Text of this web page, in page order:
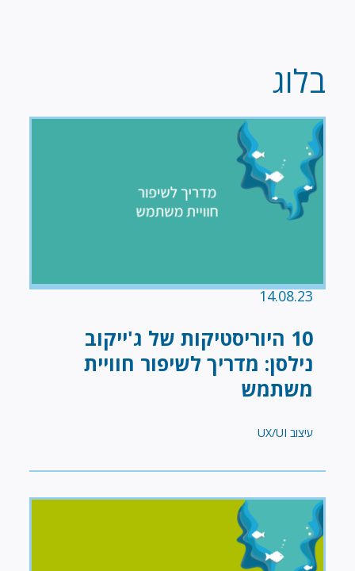
בלוג
14.08.23
10 היוריסטיקות של ג'ייקוב
נילסן: מדריך לשיפור חוויית
משתמש
עיצוב UX/UI